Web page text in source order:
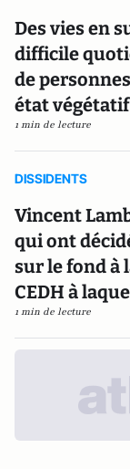
Des vies en
difficile
de
état végétatif
1 min de lecture
DISSIDENTS
Vincent
qui ont
sur le fond à
CEDH à
1 min de lecture